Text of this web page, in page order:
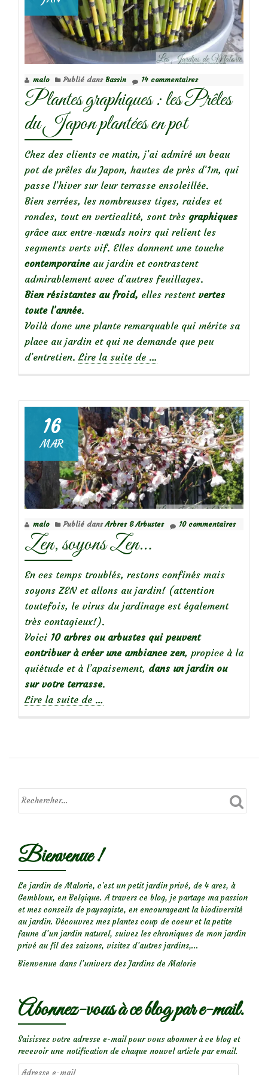
malo Publié dans Bassin 14 commentaires
Plantes graphiques : les Prêles
du Japon plantées en pot
Chez des clients ce matin, j’ai admiré un beau
pot de prêles du Japon, hautes de près d’1m, qui
passe l’hiver sur leur terrasse ensoleillée.
Bien serrées, les nombreuses tiges, raides et
rondes, tout en verticalité, sont très graphiques
grâce aux entre-nœuds noirs qui relient les
segments verts vif. Elles donnent une touche
contemporaine au jardin et contrastent
admirablement avec d’autres feuillages.
Bien résistantes au froid, elles restent vertes
toute l’année.
Voilà donc une plante remarquable qui mérite sa
place au jardin et qui ne demande que peu
d’entretien. Lire la suite de
:
les
Prêles
du
Japon
plantées
en
pot
…
16
MAR
malo Publié dansArbres & Arbustes 10 commentaires
Zen, soyons Zen…
En ces temps troublés, restons confinés mais
soyons ZEN et allons au jardin! (attention
toutefois, le virus du jardinage est également
très contagieux!).
Voici 10 arbres ou arbustes qui peuvent
contribuer à créer une ambiance zen, propice à la
quiétude et à l’apaisement, dans un jardin ou
sur votre terrasse.
Lire la suite de à
Zen…
…
Bienvenue !
Le jardin de Malorie, c'est un petit jardin privé, de 4 ares, à
Gembloux, en Belgique. A travers ce blog, je partage ma passion
et mes conseils de paysagiste, en encourageant la biodiversité
au jardin. Découvrez mes plantes coup de coeur et la petite
faune d’un jardin naturel, suivez les chroniques de mon jardin
privé au fil des saisons, visitez d’autres jardins,...
Bienvenue dans l’univers des Jardins de Malorie
Abonnez-vous à ce blog par e-mail.
Saisissez votre adresse e-mail pour vous abonner à ce blog et
recevoir une notification de chaque nouvel article par email.
Adresse